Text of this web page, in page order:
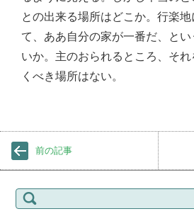
との出来る場所はどこか。行楽
て、ああ自分の家が一番だ、と
いか。主のおられるところ、そ
くべき場所はない。
前の記事
索: